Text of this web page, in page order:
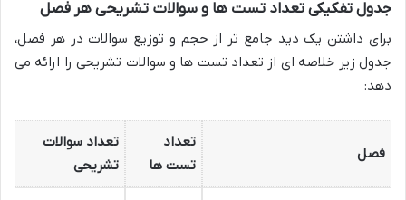
جدول تفکیکی تعداد تست ها و سوالات تشریحی هر فصل
برای داشتن یک دید جامع تر از حجم و توزیع سوالات در هر فصل،
جدول زیر خلاصه ای از تعداد تست ها و سوالات تشریحی را ارائه می
دهد:
فصل
تعداد
تست ها
تعداد سوالات
تشریحی